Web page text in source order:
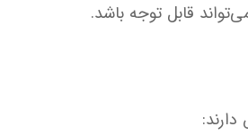
قابل توجه باشد.